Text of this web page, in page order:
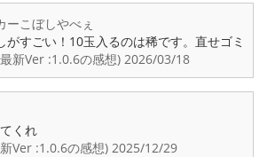
ーこぼしやべぇ
がすごい！10玉入るのは稀です。直せゴミ
新Ver :1.0.6の感想) 2026/03/18
くれ
Ver :1.0.6の感想) 2025/12/29